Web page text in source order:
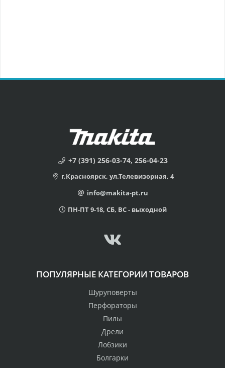
+7 (391) 256-03-74, 256-04-23
г.Красноярск, ул.Телевизорная, 4
info@makita-pt.ru
ПН-ПТ 9-18, СБ, ВС - выходной
ПОПУЛЯРНЫЕ КАТЕГОРИИ ТОВАРОВ
Шуруповерты
Перфораторы
Пилы
Дрели
Лобзики
Болгарки